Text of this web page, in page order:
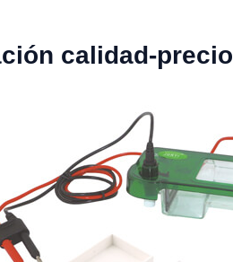
calidad-precio